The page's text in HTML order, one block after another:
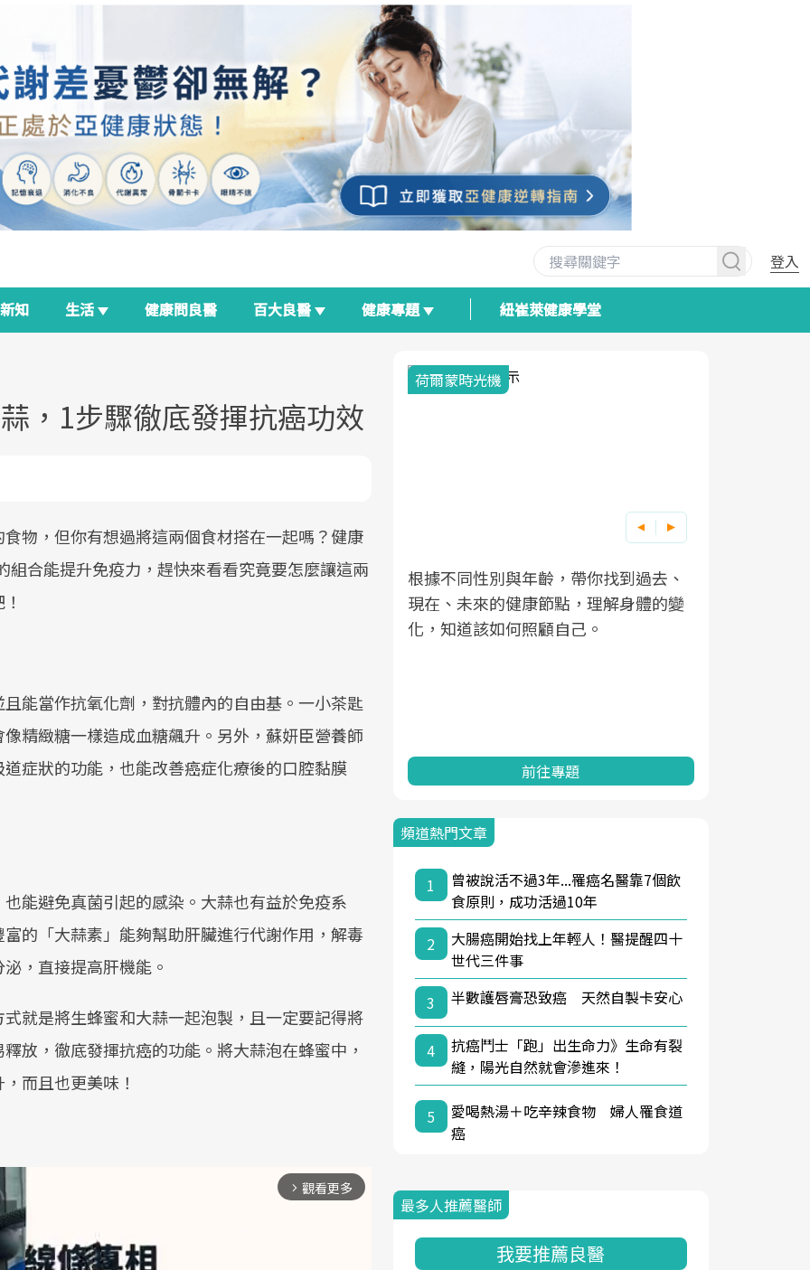
登入
新知 生活 健康問良醫 百大良醫 健康專題 紐崔萊健康學堂
，1步驟徹底發揮抗癌功效
物，但你有想過將這兩個食材搭在一起嗎？健康
合能提升免疫力，趕快來看看究竟要怎麼讓這兩
能當作抗氧化劑，對抗體內的自由基。一小茶匙
精緻糖一樣造成血糖飆升。另外，蘇妍臣營養師
症狀的功能，也能改善癌症化療後的口腔黏膜
能避免真菌引起的感染。大蒜也有益於免疫系
的「大蒜素」能夠幫助肝臟進行代謝作用，解毒
，直接提高肝機能。
就是將生蜂蜜和大蒜一起泡製，且一定要記得將
放，徹底發揮抗癌的功能。將大蒜泡在蜂蜜中，
而且也更美味！
arrow_forward_ios 觀看更多
面對超高齡社會的浪潮，台灣正在快速
療院所的服務，更是民眾了解自身健康
狀況、啟動健康管理的重要起點。
前往專題
2025年，就到良醫生活祭體驗「一站式
前往專題
良醫健康網從「換季的身體變化」出
前往專題
荷爾蒙時光機
根據不同性別與年齡，帶你找到過去、
現在、未來的健康節點，理解身體的變
化，知道該如何照顧自己。
前往專題
頻道熱門文章
1
曾被說活不過3年...罹癌名醫靠7個飲
食原則，成功活過10年
2
大腸癌開始找上年輕人！醫提醒四十
世代三件事
3
半數護唇膏恐致癌 天然自製卡安心
4
抗癌鬥士「跑」出生命力》生命有裂
縫，陽光自然就會滲進來！
5
愛喝熱湯＋吃辛辣食物 婦人罹食道
癌
最多人推薦醫師
我要推薦良醫